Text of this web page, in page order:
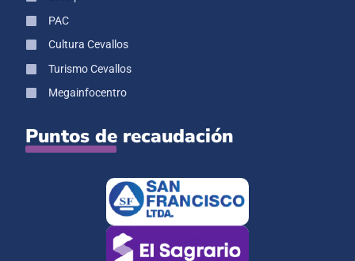
PAC
Cultura Cevallos
Turismo Cevallos
Megainfocentro
Puntos de recaudación